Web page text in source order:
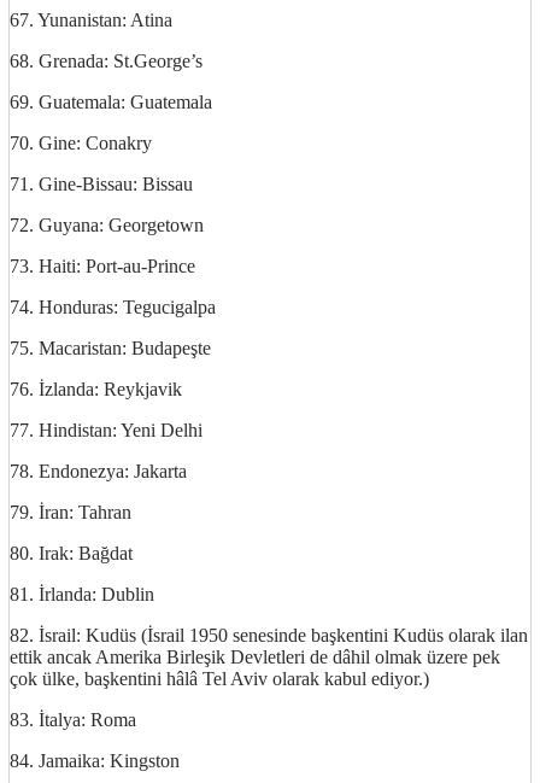
67. Yunanistan: Atina
68. Grenada: St.George’s
69. Guatemala: Guatemala
70. Gine: Conakry
71. Gine-Bissau: Bissau
72. Guyana: Georgetown
73. Haiti: Port-au-Prince
74. Honduras: Tegucigalpa
75. Macaristan: Budapeşte
76. İzlanda: Reykjavik
77. Hindistan: Yeni Delhi
78. Endonezya: Jakarta
79. İran: Tahran
80. Irak: Bağdat
81. İrlanda: Dublin
82. İsrail: Kudüs (İsrail 1950 senesinde başkentini Kudüs olarak ilan
ettik ancak Amerika Birleşik Devletleri de dâhil olmak üzere pek
çok ülke, başkentini hâlâ Tel Aviv olarak kabul ediyor.)
83. İtalya: Roma
84. Jamaika: Kingston